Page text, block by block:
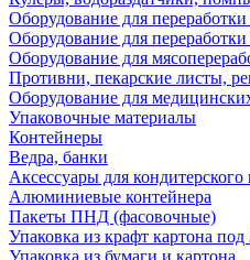
Оборудование для
Оборудование для
Оборудование для
Противни, пекарские листы,
Оборудование для
Упаковочные материалы
Контейнеры
Ведра, банки
Аксессуары для кондитерского
Алюминиевые контейнера
Пакеты ПНД (фасовочные)
Упаковка из крафт картона
Упаковка из бумаги и картона